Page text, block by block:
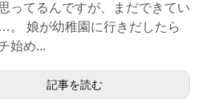
ってるんですが、まだできてい
。 娘が幼稚園に行きだしたら
始め...
記事を読む